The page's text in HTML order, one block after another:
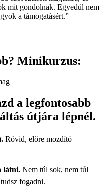
mit gondolnak. Egyedül nem
a támogatásért.”
Minikurzus:
a legfontosabb
útjára lépnél.
Rövid, előre mozdító
látni. Nem túl sok, nem túl
fogadni.